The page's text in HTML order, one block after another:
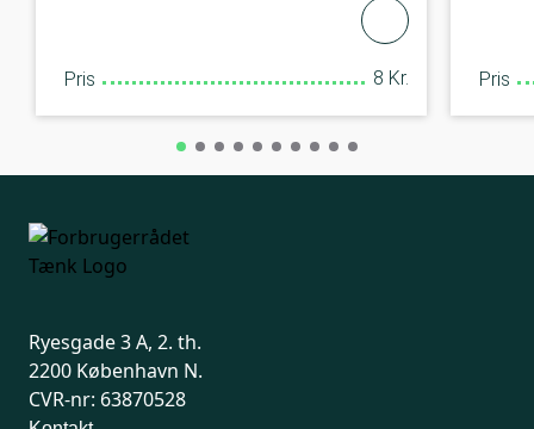
Pris 8 Kr. Pris
Ryesgade 3 A, 2. th.
2200 København N.
CVR-nr: 63870528